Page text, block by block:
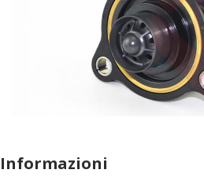
Informazioni